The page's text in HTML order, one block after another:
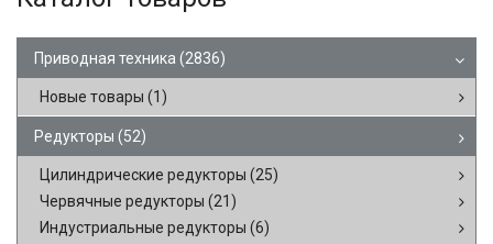
Приводная техника (2836)
Новые товары (1)
Редукторы (52)
Цилиндрические редукторы (25)
Червячные редукторы (21)
Индустриальные редукторы (6)